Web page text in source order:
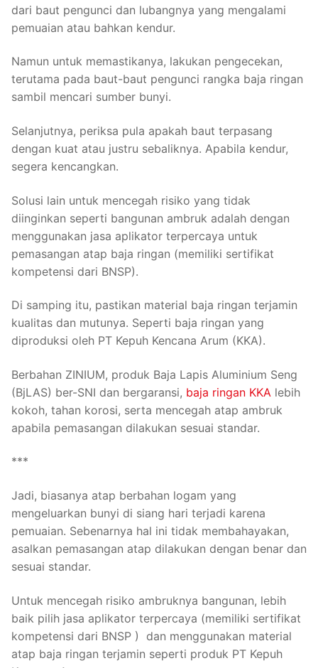
dari baut pengunci dan lubangnya yang mengalami
pemuaian atau bahkan kendur.
Namun untuk memastikanya, lakukan pengecekan,
terutama pada baut-baut pengunci rangka baja ringan
sambil mencari sumber bunyi.
Selanjutnya, periksa pula apakah baut terpasang
dengan kuat atau justru sebaliknya. Apabila kendur,
segera kencangkan.
Solusi lain untuk mencegah risiko yang tidak
diinginkan seperti bangunan ambruk adalah dengan
menggunakan jasa aplikator terpercaya untuk
pemasangan atap baja ringan (memiliki sertifikat
kompetensi dari BNSP).
Di samping itu, pastikan material baja ringan terjamin
kualitas dan mutunya. Seperti baja ringan yang
diproduksi oleh PT Kepuh Kencana Arum (KKA).
Berbahan ZINIUM, produk Baja Lapis Aluminium Seng
(BjLAS) ber-SNI dan bergaransi, baja ringan KKA lebih
kokoh, tahan korosi, serta mencegah atap ambruk
apabila pemasangan dilakukan sesuai standar.
***
Jadi, biasanya atap berbahan logam yang
mengeluarkan bunyi di siang hari terjadi karena
pemuaian. Sebenarnya hal ini tidak membahayakan,
asalkan pemasangan atap dilakukan dengan benar dan
sesuai standar.
Untuk mencegah risiko ambruknya bangunan, lebih
baik pilih jasa aplikator terpercaya (memiliki sertifikat
kompetensi dari BNSP ) dan menggunakan material
atap baja ringan terjamin seperti produk PT Kepuh